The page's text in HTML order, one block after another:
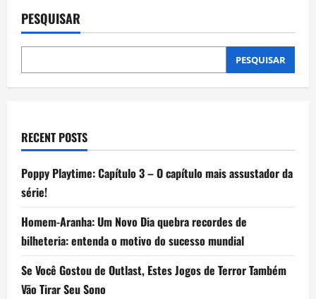
PESQUISAR
PESQUISAR
RECENT POSTS
Poppy Playtime: Capítulo 3 – O capítulo mais assustador da
série!
Homem-Aranha: Um Novo Dia quebra recordes de
bilheteria: entenda o motivo do sucesso mundial
Se Você Gostou de Outlast, Estes Jogos de Terror Também
Vão Tirar Seu Sono